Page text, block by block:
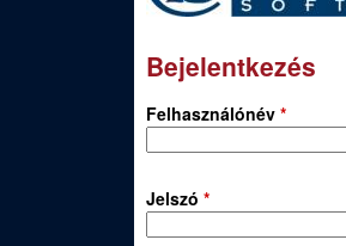
Bejelentkezés
Felhasználónév *
Jelszó *